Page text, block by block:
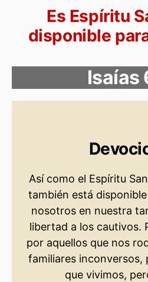
Es Espíritu
disponible
Isaías
Así como el Espíritu
también está
nosotros en nuestra
libertad a los cautivos.
por aquellos que nos
familiares inconversos,
que vivimos,